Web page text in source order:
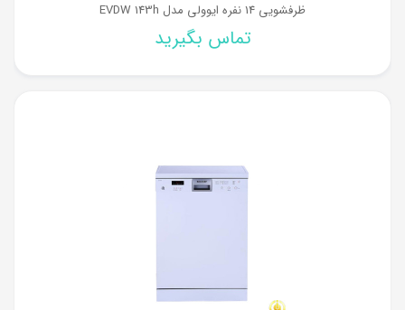
ظرفشویی 14 نفره ایوولی مدل EVDW 143h
تماس بگیرید